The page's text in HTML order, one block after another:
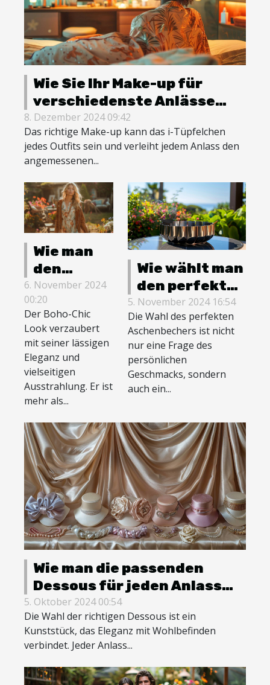
Wie Sie Ihr Make-up für
verschiedenste Anlässe
stilvoll anpassen können
8. Dezember 2024 09:42
Das richtige Make-up kann das i-Tüpfelchen
jedes Outfits sein und verleiht jedem Anlass den
angemessenen...
Wie man
den
perfekten
Boho-Chic
Look für
jeden
Anlass
kreiert
6. November 2024
00:20
Der Boho-Chic
Look verzaubert
mit seiner lässigen
Eleganz und
vielseitigen
Ausstrahlung. Er ist
mehr als...
Wie wählt man
den perfekten
Aschenbecher
für jede
Umgebung
aus?
5. November 2024 16:54
Die Wahl des perfekten
Aschenbechers ist nicht
nur eine Frage des
persönlichen
Geschmacks, sondern
auch ein...
Wie man die passenden
Dessous für jeden Anlass
auswählt
5. Oktober 2024 00:54
Die Wahl der richtigen Dessous ist ein
Kunststück, das Eleganz mit Wohlbefinden
verbindet. Jeder Anlass...